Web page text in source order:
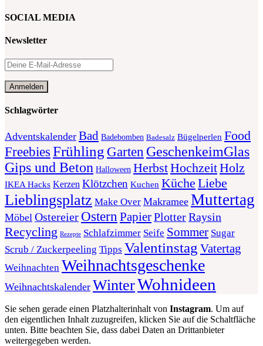
SOCIAL MEDIA
Newsletter
Schlagwörter
Adventskalender Bad Badebomben Badesalz Bügelperlen Food
FreebiesFrühling Garten GeschenkeimGlas
Gips und Beton Halloween HerbstHochzeitHolz
IKEA Hacks Kerzen Klötzchen Kuchen Küche Liebe
Lieblingsplatz Make Over Makramee Muttertag
Möbel Ostereier Ostern PapierPlotterRaysin
Recycling Rezepte Schlafzimmer Seife Sommer Sugar
Scrub / Zuckerpeeling Tipps Valentinstag Vatertag
Weihnachten Weihnachtsgeschenke
Weihnachtskalender WinterWohnideen
Sie sehen gerade einen Platzhalterinhalt von Instagram. Um auf
den eigentlichen Inhalt zuzugreifen, klicken Sie auf die Schaltfläche
unten. Bitte beachten Sie, dass dabei Daten an Drittanbieter
weitergegeben werden.